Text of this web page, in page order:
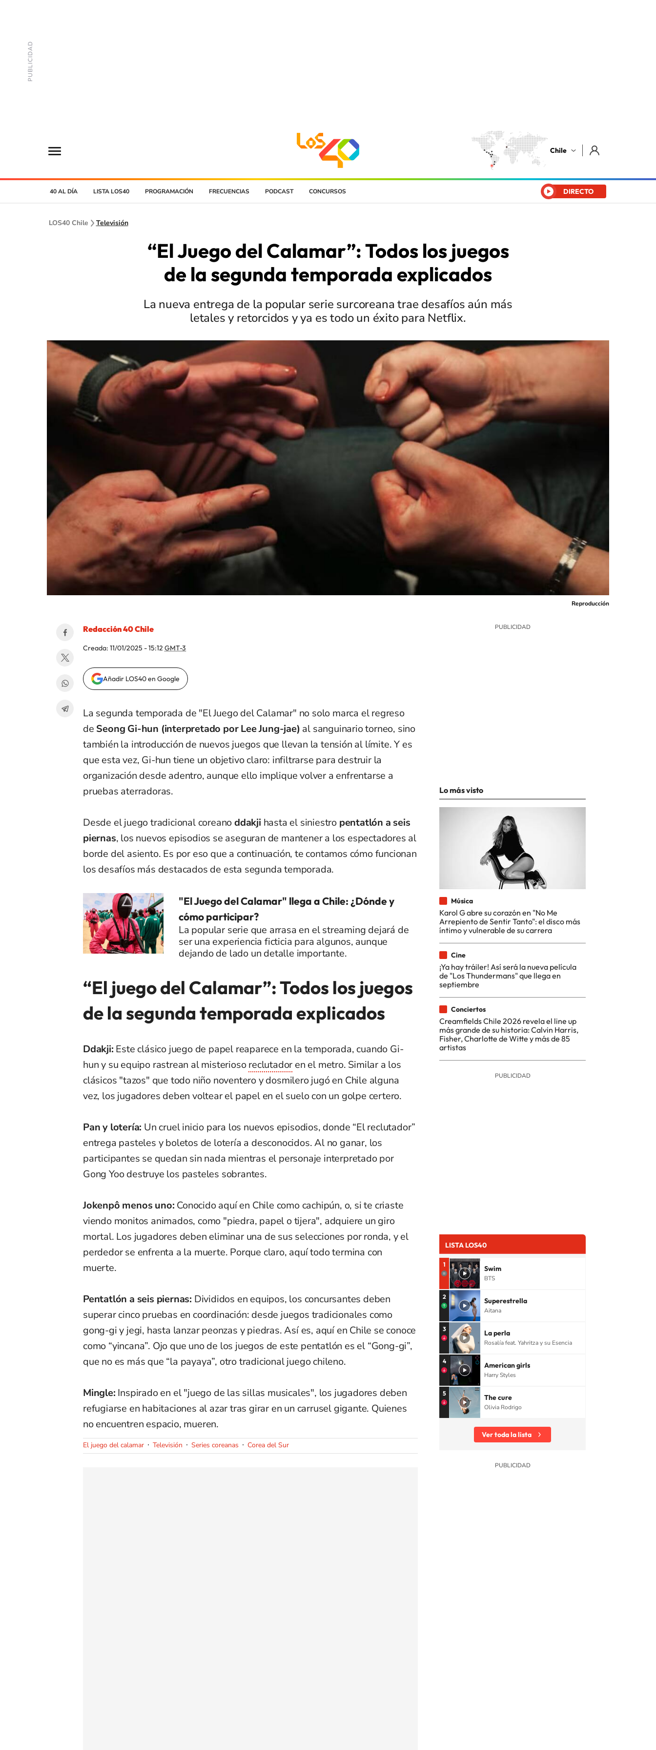
Chile
40 AL DÍA LISTA LOS40 PROGRAMACIÓN FRECUENCIAS PODCAST CONCURSOS DIRECTO
LOS40 Chile Televisión
“El Juego del Calamar”: Todos los juegos
de la segunda temporada explicados
La nueva entrega de la popular serie surcoreana trae desafíos aún más
letales y retorcidos y ya es todo un éxito para Netflix.
Reproducción
Redacción 40 Chile
Creada: 11/01/2025 - 15:12 GMT-3
Añadir LOS40 en Google
La segunda temporada de "El Juego del Calamar" no solo marca el regreso
de Seong Gi-hun (interpretado por Lee Jung-jae) al sanguinario torneo, sino
también la introducción de nuevos juegos que llevan la tensión al límite. Y es
que esta vez, Gi-hun tiene un objetivo claro: infiltrarse para destruir la
organización desde adentro, aunque ello implique volver a enfrentarse a
pruebas aterradoras.
Desde el juego tradicional coreanoddakji hasta el siniestro pentatlón a seis
piernas, los nuevos episodios se aseguran de mantener a los espectadores al
borde del asiento. Es por eso que a continuación, te contamos cómo funcionan
los desafíos más destacados de esta segunda temporada.
"El Juego del Calamar" llega a Chile: ¿Dónde y
cómo participar?
La popular serie que arrasa en el streaming dejará de
ser una experiencia ficticia para algunos, aunque
dejando de lado un detalle importante.
“El juego del Calamar”: Todos los juegos
de la segunda temporada explicados
Ddakji: Este clásico juego de papel reaparece en la temporada, cuando Gi-
hun y su equipo rastrean al misteriosoreclutador en el metro. Similar a los
clásicos "tazos" que todo niño noventero y dosmilero jugó en Chile alguna
vez, los jugadores deben voltear el papel en el suelo con un golpe certero.
Pan y lotería: Un cruel inicio para los nuevos episodios, donde “El reclutador”
entrega pasteles y boletos de lotería a desconocidos. Al no ganar, los
participantes se quedan sin nada mientras el personaje interpretado por
Gong Yoo destruye los pasteles sobrantes.
Jokenpô menos uno: Conocido aquí en Chile como cachipún, o, si te criaste
viendo monitos animados, como "piedra, papel o tijera", adquiere un giro
mortal. Los jugadores deben eliminar una de sus selecciones por ronda, y el
perdedor se enfrenta a la muerte. Porque claro, aquí todo termina con
muerte.
Pentatlón a seis piernas: Divididos en equipos, los concursantes deben
superar cinco pruebas en coordinación: desde juegos tradicionales como
gong-gi y jegi, hasta lanzar peonzas y piedras. Así es, aquí en Chile se conoce
como “yincana”. Ojo que uno de los juegos de este pentatlón es el “Gong-gi”,
que no es más que “la payaya”, otro tradicional juego chileno.
Mingle: Inspirado en el "juego de las sillas musicales", los jugadores deben
refugiarse en habitaciones al azar tras girar en un carrusel gigante. Quienes
no encuentren espacio, mueren.
El juego del calamar Televisión Series coreanas Corea del Sur
Lo más visto
Música
Karol G abre su corazón en "No Me
Arrepiento de Sentir Tanto": el disco más
íntimo y vulnerable de su carrera
Cine
¡Ya hay tráiler! Así será la nueva película
de "Los Thundermans" que llega en
septiembre
Conciertos
Creamfields Chile 2026 revela el line up
más grande de su historia: Calvin Harris,
Fisher, Charlotte de Witte y más de 85
artistas
LISTA LOS40
1 Swim
BTS
2 Superestrella
Aitana
3 La perla
Rosalía feat. Yahritza y su Esencia
4 American girls
Harry Styles
5 The cure
Olivia Rodrigo
Ver toda la lista